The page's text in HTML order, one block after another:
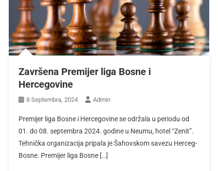
Završena Premijer liga Bosne i
Hercegovine
8 Septembra, 2024 Admin
Premijer liga Bosne i Hercegovine se održala u periodu od
01. do 08. septembra 2024. godine u Neumu, hotel “Zenit”.
Tehnička organizacija pripala je Šahovskom savezu Herceg-
Bosne. Premijer liga Bosne […]